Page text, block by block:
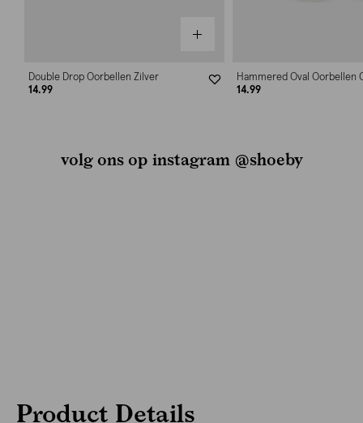
Double Drop Oorbellen Zilver
14.99
Hammered Oval Oorbellen
14.99
volg ons op instagram @shoeby
Product Details